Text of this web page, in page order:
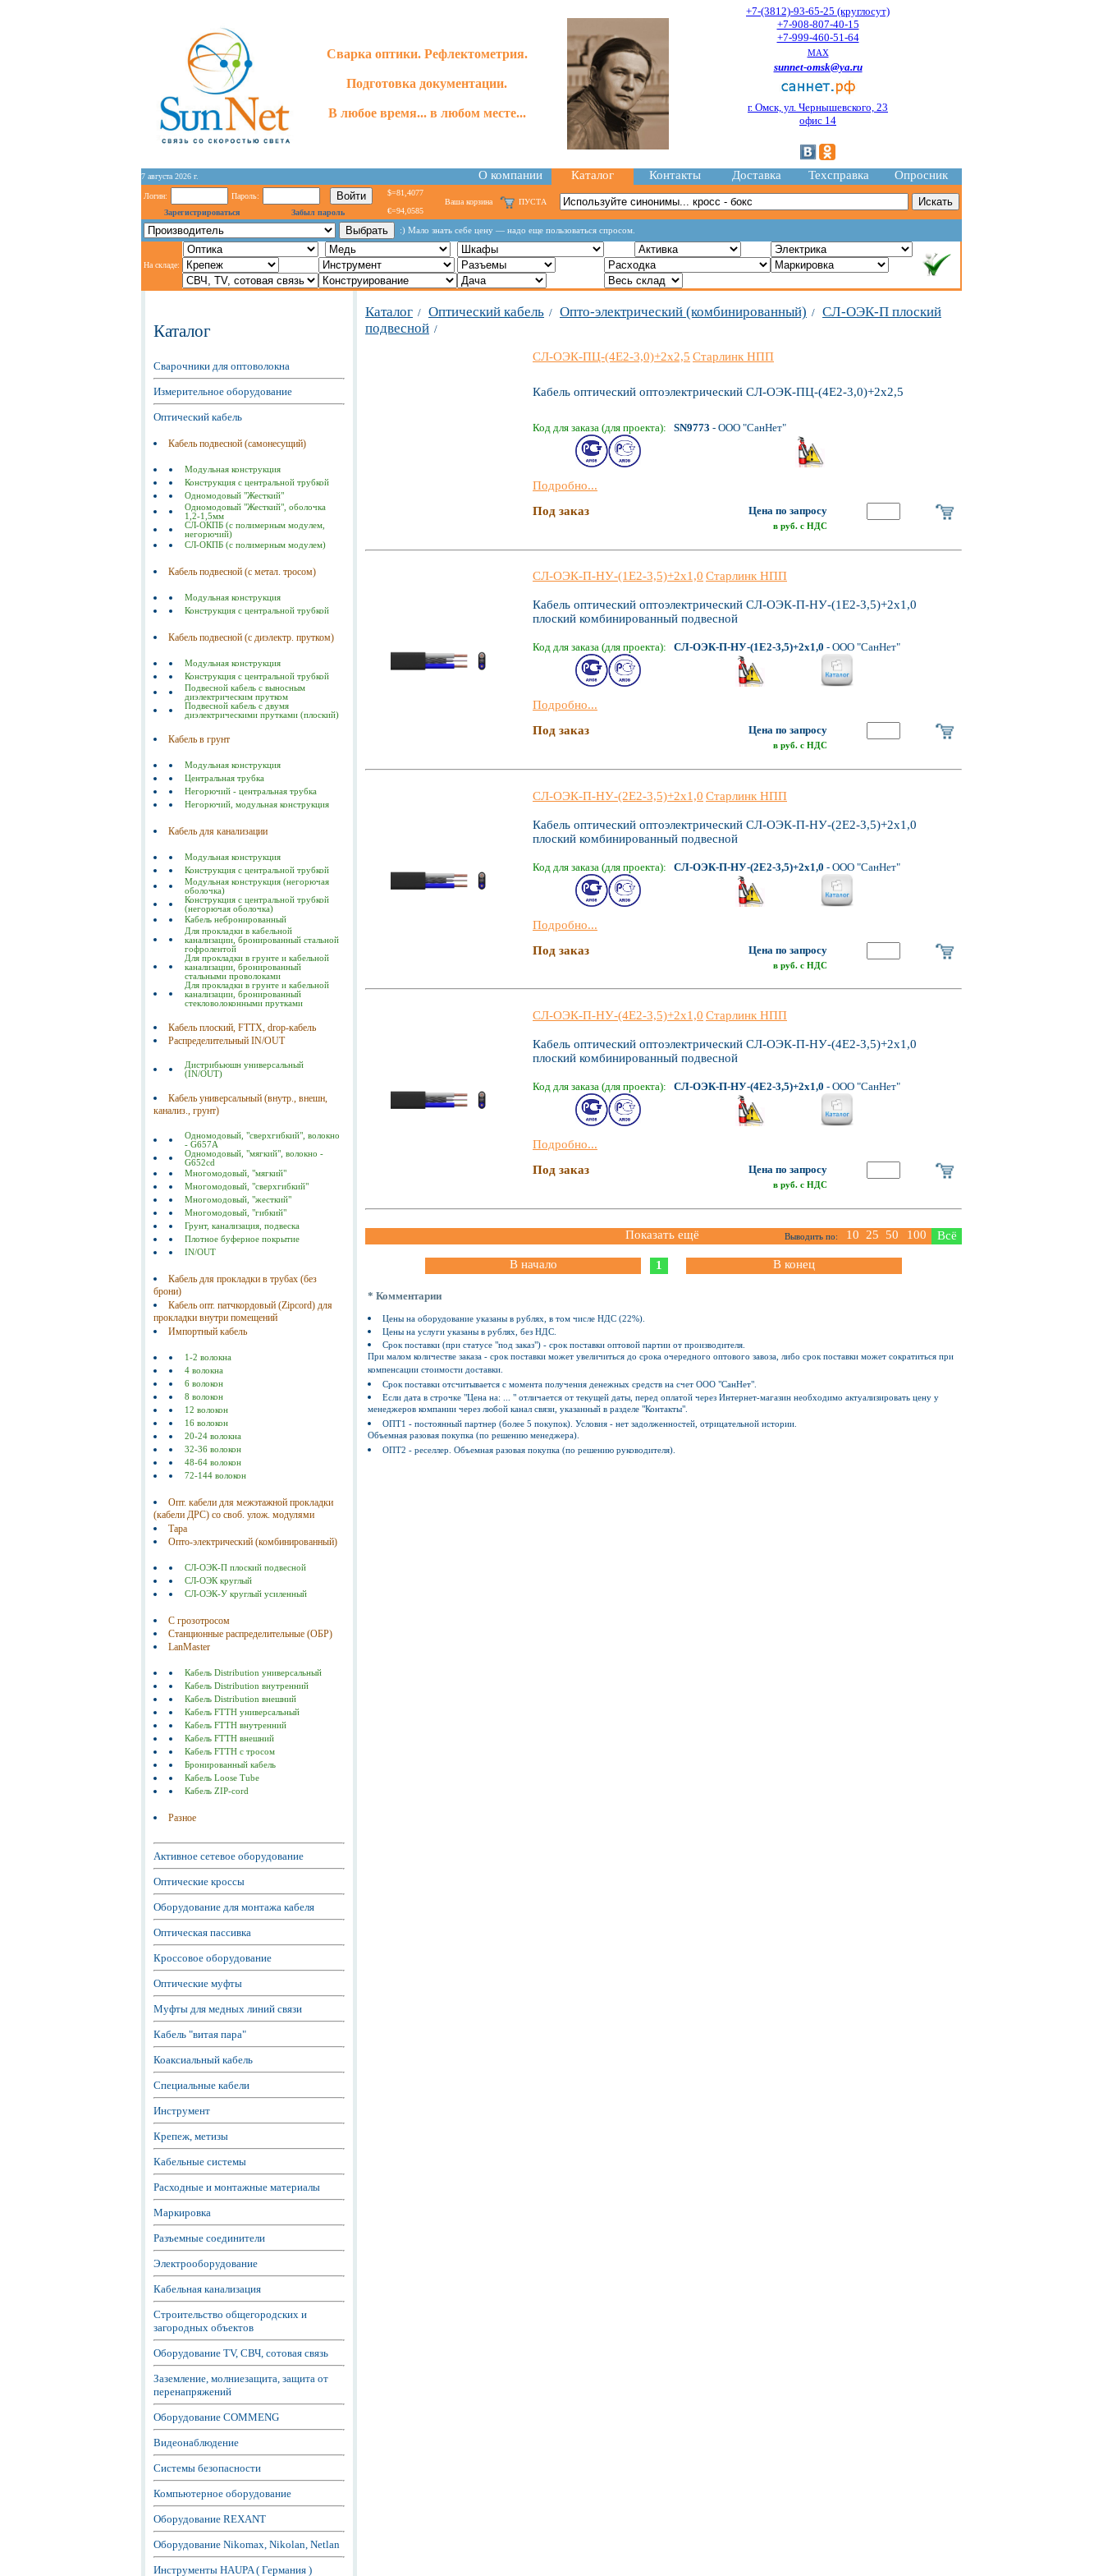
Сварка оптики. Рефлектометрия.
Подготовка документации.
В любое время... в любом месте...
+7-(3812)-93-65-25 (круглосут)
+7-908-807-40-15
+7-999-460-51-64
MAX
sunnet-omsk@ya.ru
г. Омск, ул. Чернышевского, 23
офис 14
7 августа 2026 г. О компании Каталог Контакты Доставка Техсправка Опросник
Логин:
Пароль:
Зарегистрироваться
Забыл пароль
$=81,4077
€=94,0585
Ваша корзина ПУСТА
:) Мало знать себе цену — надо еще пользоваться спросом.
На складе:
Каталог
Сварочники для оптоволокна
Измерительное оборудование
Оптический кабель
Кабель подвесной (самонесущий)
Модульная конструкция
Конструкция с центральной трубкой
Одномодовый "Жесткий"
Одномодовый "Жесткий", оболочка
1,2-1,5мм
СЛ-ОКПБ (с полимерным модулем,
негорючий)
СЛ-ОКПБ (с полимерным модулем)
Кабель подвесной (с метал. тросом)
Модульная конструкция
Конструкция с центральной трубкой
Кабель подвесной (с диэлектр. прутком)
Модульная конструкция
Конструкция с центральной трубкой
Подвесной кабель с выносным
диэлектрическим прутком
Подвесной кабель с двумя
диэлектрическими прутками (плоский)
Кабель в грунт
Модульная конструкция
Центральная трубка
Негорючий - центральная трубка
Негорючий, модульная конструкция
Кабель для канализации
Модульная конструкция
Конструкция с центральной трубкой
Модульная конструкция (негорючая
оболочка)
Конструкция с центральной трубкой
(негорючая оболочка)
Кабель небронированный
Для прокладки в кабельной
канализации, бронированный стальной
гофролентой
Для прокладки в грунте и кабельной
канализации, бронированный
стальными проволоками
Для прокладки в грунте и кабельной
канализации, бронированный
стекловолоконными прутками
Кабель плоский, FTTX, drop-кабель
Распределительный IN/OUT
Дистрибьюшн универсальный
(IN/OUT)
Кабель универсальный (внутр., внешн,
канализ., грунт)
Одномодовый, "сверхгибкий", волокно
- G657A
Одномодовый, "мягкий", волокно -
G652cd
Многомодовый, "мягкий"
Многомодовый, "сверхгибкий"
Многомодовый, "жесткий"
Многомодовый, "гибкий"
Грунт, канализация, подвеска
Плотное буферное покрытие
IN/OUT
Кабель для прокладки в трубах (без
брони)
Кабель опт. патчкордовый (Zipcord) для
прокладки внутри помещений
Импортный кабель
1-2 волокна
4 волокна
6 волокон
8 волокон
12 волокон
16 волокон
20-24 волокна
32-36 волокон
48-64 волокон
72-144 волокон
Опт. кабели для межэтажной прокладки
(кабели ДРС) со своб. улож. модулями
Тара
Опто-электрический (комбинированный)
СЛ-ОЭК-П плоский подвесной
СЛ-ОЭК круглый
СЛ-ОЭК-У круглый усиленный
С грозотросом
Станционные распределительные (ОБР)
LanMaster
Кабель Distribution универсальный
Кабель Distribution внутренний
Кабель Distribution внешний
Кабель FTTH универсальный
Кабель FTTH внутренний
Кабель FTTH внешний
Кабель FTTH с тросом
Бронированный кабель
Кабель Loose Tube
Кабель ZIP-cord
Разное
Активное сетевое оборудование
Оптические кроссы
Оборудование для монтажа кабеля
Оптическая пассивка
Кроссовое оборудование
Оптические муфты
Муфты для медных линий связи
Кабель "витая пара"
Коаксиальный кабель
Специальные кабели
Инструмент
Крепеж, метизы
Кабельные системы
Расходные и монтажные материалы
Маркировка
Разъемные соединители
Электрооборудование
Кабельная канализация
Строительство общегородских и
загородных объектов
Оборудование TV, СВЧ, сотовая связь
Заземление, молниезащита, защита от
перенапряжений
Оборудование COMMENG
Видеонаблюдение
Системы безопасности
Компьютерное оборудование
Оборудование REXANT
Оборудование Nikomax, Nikolan, Netlan
Инструменты HAUPA ( Германия )
Каталог / Оптический кабель / Опто-электрический (комбинированный) / СЛ-ОЭК-П плоский
подвесной /
СЛ-ОЭК-ПЦ-(4Е2-3,0)+2х2,5 Старлинк НПП
Кабель оптический оптоэлектрический СЛ-ОЭК-ПЦ-(4Е2-3,0)+2х2,5
Код для заказа (для проекта): SN9773 - ООО "СанНет"
Подробно...
Под заказ
Цена по запросу
в руб. с НДС
СЛ-ОЭК-П-НУ-(1Е2-3,5)+2х1,0 Старлинк НПП
Кабель оптический оптоэлектрический СЛ-ОЭК-П-НУ-(1Е2-3,5)+2х1,0
плоский комбинированный подвесной
Код для заказа (для проекта): СЛ-ОЭК-П-НУ-(1Е2-3,5)+2х1,0 - ООО "СанНет"
Подробно...
Под заказ
Цена по запросу
в руб. с НДС
СЛ-ОЭК-П-НУ-(2Е2-3,5)+2х1,0 Старлинк НПП
Кабель оптический оптоэлектрический СЛ-ОЭК-П-НУ-(2Е2-3,5)+2х1,0
плоский комбинированный подвесной
Код для заказа (для проекта): СЛ-ОЭК-П-НУ-(2Е2-3,5)+2х1,0 - ООО "СанНет"
Подробно...
Под заказ
Цена по запросу
в руб. с НДС
СЛ-ОЭК-П-НУ-(4Е2-3,5)+2х1,0 Старлинк НПП
Кабель оптический оптоэлектрический СЛ-ОЭК-П-НУ-(4Е2-3,5)+2х1,0
плоский комбинированный подвесной
Код для заказа (для проекта): СЛ-ОЭК-П-НУ-(4Е2-3,5)+2х1,0 - ООО "СанНет"
Подробно...
Под заказ
Цена по запросу
в руб. с НДС
Показать ещё Выводить по: 10 25 50 100 Всё
В начало 1 В конец
* Комментарии
Цены на оборудование указаны в рублях, в том числе НДС (22%).
Цены на услуги указаны в рублях, без НДС.
Срок поставки (при статусе "под заказ") - срок поставки оптовой партии от производителя.
При малом количестве заказа - срок поставки может увеличиться до срока очередного оптового завоза, либо срок поставки может сократиться при
компенсации стоимости доставки.
Срок поставки отсчитывается с момента получения денежных средств на счет ООО "СанНет".
Если дата в строчке "Цена на: ... " отличается от текущей даты, перед оплатой через Интернет-магазин необходимо актуализировать цену у
менеджеров компании через любой канал связи, указанный в разделе "Контакты".
ОПТ1 - постоянный партнер (более 5 покупок). Условия - нет задолженностей, отрицательной истории.
Объемная разовая покупка (по решению менеджера).
ОПТ2 - реселлер. Объемная разовая покупка (по решению руководителя).